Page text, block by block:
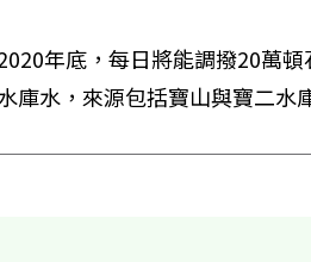
年底，每日將能調撥20萬
庫水，來源包括寶山與寶二水